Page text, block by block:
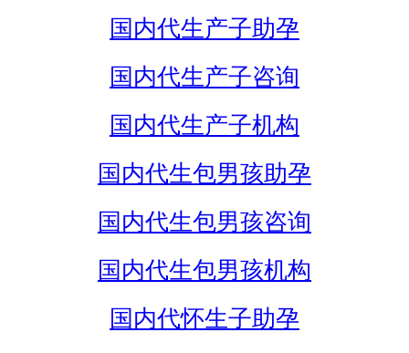
国内代生产子助孕
国内代生产子咨询
国内代生产子机构
国内代生包男孩助孕
国内代生包男孩咨询
国内代生包男孩机构
国内代怀生子助孕